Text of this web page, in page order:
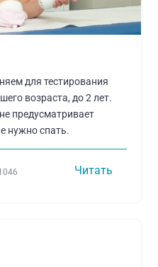
для тестирования
возраста, до 2 лет.
предусматривает
нужно спать.
Читать